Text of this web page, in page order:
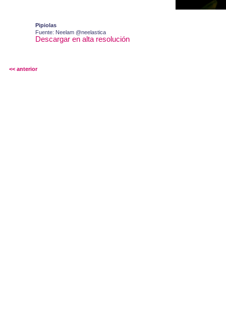
Pipiolas
Fuente: Neelam @neelastica
Descargar en alta resolución
<< anterior